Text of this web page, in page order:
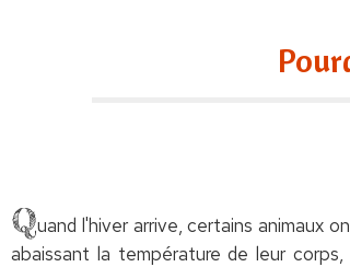
Quand l'hiver arrive, certains animaux
abaissant la température de leur